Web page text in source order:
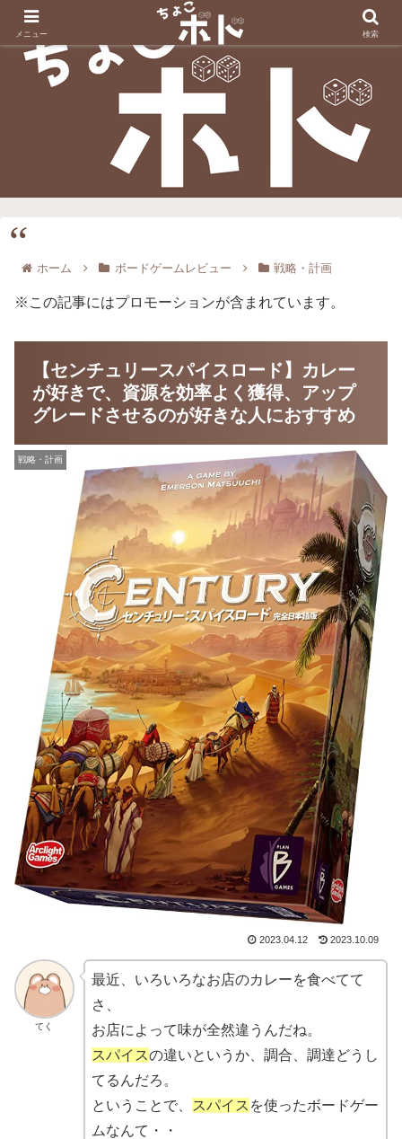
ホーム ボードゲームレビュー 戦略・計画
※この記事にはプロモーションが含まれています。
【センチュリースパイスロード】カレー
が好きで、資源を効率よく獲得、アップ
グレードさせるのが好きな人におすすめ
戦略・計画
2023.04.12 2023.10.09
てく
最近、いろいろなお店のカレーを食べてて
さ、
お店によって味が全然違うんだね。
スパイスの違いというか、調合、調達どうし
てるんだろ。
ということで、
スパイス を使ったボードゲー
ムなんて・・
メニュー 検索